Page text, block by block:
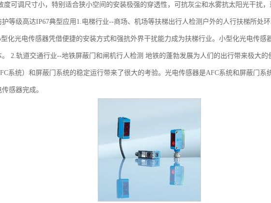
度可调尺寸小，特别适合狭小空间的安装极强的穿透性，可抗灰尘和水雾抗太阳光干扰
等级高达IP67典型应用1.电梯行业--商场、机场等扶梯出行人检测户外的人行扶梯所处
化光电传感器凭借便捷的安装方式和强抗外界干扰能力成为扶梯行业。小型化光电传感
2.轨道交通行业--地铁屏蔽门和闸机行人检测 地铁的蓬勃发展为人们的出行带来极大
系统）和屏蔽门系统的稳定运行带来了很大的考验。光电传感器是AFC系统和屏蔽门系
感器完成。